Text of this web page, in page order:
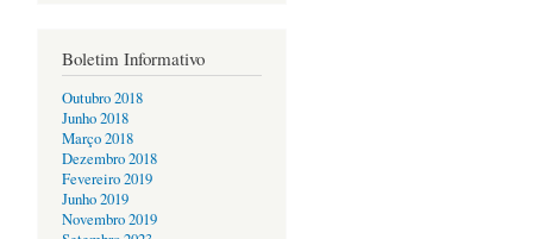
Boletim Informativo
Outubro 2018
Junho 2018
Março 2018
Dezembro 2018
Fevereiro 2019
Junho 2019
Novembro 2019